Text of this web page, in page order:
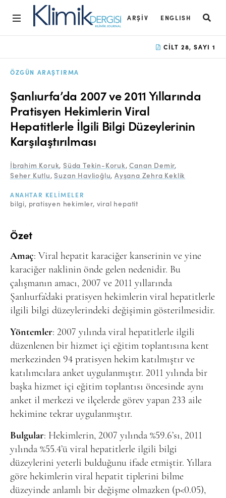
ARŞIV ENGLISH
Arşiv
Açık Erişim İlkesi
Yayın Kurulu
Etik İlkeler
Editoryal Süreç
Yazarlara Bilgi
Online Makale Gönderimi
Telif Hakları
İletişim
CILT 28, SAYI 1
ÖZGÜN ARAŞTIRMA
Şanlıurfa’da 2007 ve 2011 Yıllarında
Pratisyen Hekimlerin Viral
Hepatitlerle İlgili Bilgi Düzeylerinin
Karşılaştırılması
İbrahim Koruk,Süda Tekin-Koruk,Canan Demir,
Seher Kutlu,Suzan Havlioğlu,Ayşana Zehra Keklik
ANAHTAR KELIMELER
bilgi pratisyen hekimler viral hepatit
Özet
Amaç: Viral hepatit karaciğer kanserinin ve yine
karaciğer naklinin önde gelen nedenidir. Bu
çalışmanın amacı, 2007 ve 2011 yıllarında
Şanlıurfa’daki pratisyen hekimlerin viral hepatitlerle
ilgili bilgi düzeylerindeki değişimin gösterilmesidir.
Yöntemler: 2007 yılında viral hepatitlerle ilgili
düzenlenen bir hizmet içi eğitim toplantısına kent
merkezinden 94 pratisyen hekim katılmıştır ve
katılımcılara anket uygulanmıştır. 2011 yılında bir
başka hizmet içi eğitim toplantısı öncesinde aynı
anket il merkezi ve ilçelerde görev yapan 233 aile
hekimine tekrar uygulanmıştır.
Bulgular: Hekimlerin, 2007 yılında %59.6’sı, 2011
yılında %55.4’ü viral hepatitlerle ilgili bilgi
düzeylerini yeterli bulduğunu ifade etmiştir. Yıllara
göre hekimlerin viral hepatit tiplerini bilme
düzeyinde anlamlı bir değişme olmazken (p<0.05),